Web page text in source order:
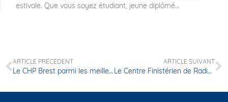
estivale. Que vous soyez étudiant, jeune diplômé...
ARTICLE PRÉCÉDENT
Le CHP Brest parmi les meilleurs hôpitaux privés de France dans le dernier palmarès du Point
ARTICLE SUIVANT
Le Centre Finistérien de Radiothérapie et d’Oncologie (CFRO) s’associe à la startup française NovaGray pour proposer à ses patients un test sanguin innovant pour personnaliser la radiothérapie.